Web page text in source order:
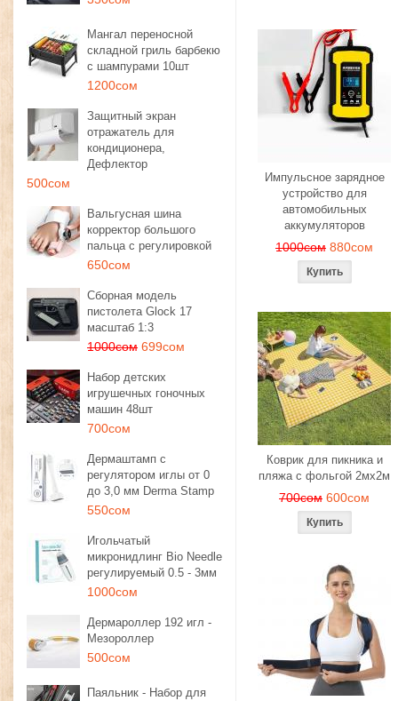
Мангал переносной
складной гриль барбекю
с шампурами 10шт
1200сом
Защитный экран
отражатель для
кондиционера,
Дефлектор
500сом
Вальгусная шина
корректор большого
пальца с регулировкой
650сом
Сборная модель
пистолета Glock 17
масштаб 1:3
1000сом 699сом
Набор детских
игрушечных гоночных
машин 48шт
700сом
Дермаштамп с
регулятором иглы от 0
до 3,0 мм Derma Stamp
550сом
Игольчатый
микронидлинг Bio Needle
регулируемый 0.5 - 3мм
1000сом
Дермароллер 192 игл -
Мезороллер
500сом
Паяльник - Набор для
Импульсное зарядное
устройство для
автомобильных
аккумуляторов
1000сом 880сом
Коврик для пикника и
пляжа с фольгой 2мх2м
700сом 600сом